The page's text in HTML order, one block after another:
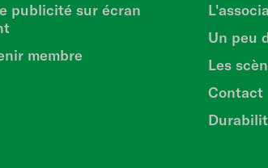
publicité sur écran
membre
Un peu
Les
Contact